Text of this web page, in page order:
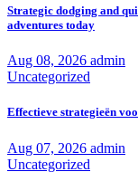
Strategic dodging and
adventures today
Aug 08, 2026 admin
Uncategorized
Effectieve strategieën
Aug 07, 2026 admin
Uncategorized